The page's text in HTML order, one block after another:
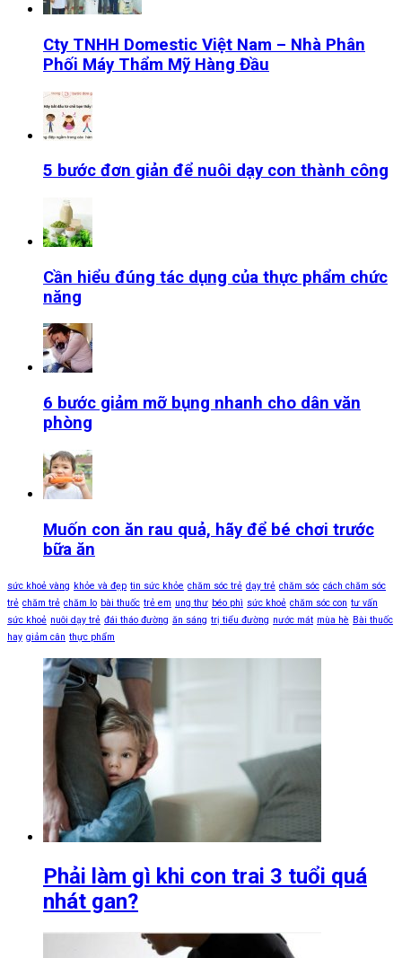
Cty TNHH Domestic Việt Nam – Nhà Phân
Phối Máy Thẩm Mỹ Hàng Đầu
5 bước đơn giản để nuôi dạy con thành công
Cần hiểu đúng tác dụng của thực phẩm chức
năng
6 bước giảm mỡ bụng nhanh cho dân văn
phòng
Muốn con ăn rau quả, hãy để bé chơi trước
bữa ăn
sức khoẻ vàng khỏe và đẹp tin sức khỏe chăm sóc trẻ dạy trẻ chăm sóc cách chăm sóc
trẻ chăm trẻ chăm lo bài thuốc trẻ em ung thư béo phì sức khoẻ chăm sóc con tư vấn
sức khoẻ nuôi dạy trẻ đái tháo đường ăn sáng trị tiểu đường nước mát mùa hè Bài thuốc
hay giảm cân thực phẩm
Phải làm gì khi con trai 3 tuổi quá
nhát gan?